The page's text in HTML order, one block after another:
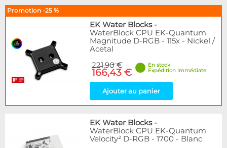
Promotion -25 %
EK Water Blocks-
WaterBlock CPU EK-Quantum
Magnitude D-RGB - 115x - Nickel /
Acetal
221,90 €
166,43 €
En stock
Expédition immédiate
Ajouter au panier
EK Water Blocks-
WaterBlock CPU EK-Quantum
Velocity² D-RGB - 1700 - Blanc